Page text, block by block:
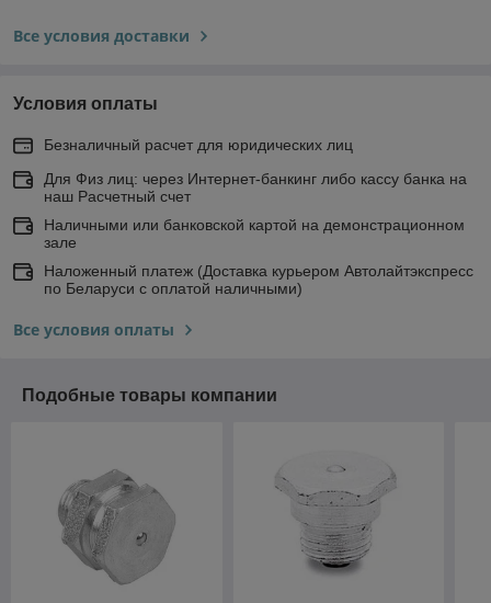
Все условия доставки
Условия оплаты
Безналичный расчет для юридических лиц
Для Физ лиц: через Интернет-банкинг либо кассу банка на
наш Расчетный счет
Наличными или банковской картой на демонстрационном
зале
Наложенный платеж (Доставка курьером Автолайтэкспресс
по Беларуси с оплатой наличными)
Все условия оплаты
Подобные товары компании